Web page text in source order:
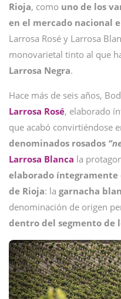
Rioja, como uno de los
en el mercado nacional
Larrosa Rosé y Larrosa
monovarietal tinto al que
Larrosa Negra.
Hace más de seis años,
Larrosa Rosé, elaborado
que acabó convirtiéndose
denominados rosados
Larrosa Blanca la
elaborado
de Rioja: la garnacha
denominación de origen
dentro del segmento de